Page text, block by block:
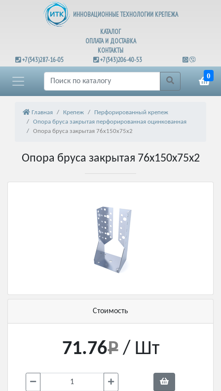
ИННОВАЦИОННЫЕ ТЕХНОЛОГИИ КРЕПЕЖА
КАТАЛОГ
ОПЛАТА И ДОСТАВКА
КОНТАКТЫ
+7(343)287-16-05
+7(343)206-40-53
0
Главная Крепеж
Перфорированный крепеж
Опора бруса закрытая перфорированная оцинкованная
Опора бруса закрытая 76х150х75х2
Опора бруса закрытая 76х150х75х2
Стоимость
71.76 / Шт